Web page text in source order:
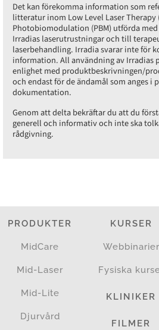
Det kan förekomma information som
litteratur inom Low Level Laser Therapy
Photobiomodulation (PBM) utförda
Irradias laserutrustningar och till
laserbehandling. Irradia svarar inte för
information. All användning av Irradias
enlighet med produktbeskrivningen/
och endast för de ändamål som anges i
dokumentation.
Genom att delta bekräftar du att du
generell och informativ och inte ska
rådgivning.
PRODUKTER
MidCare
Mid-Laser
Mid-Lite
Djurvård
KURSER
Webbinarier
Fysiska
KLINIKER
FILMER